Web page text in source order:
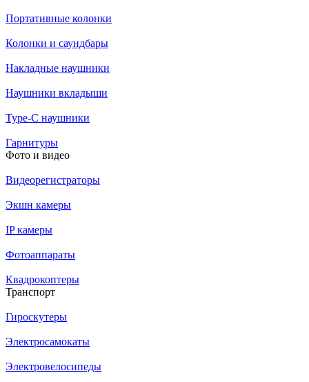
Портативные колонки
Колонки и саундбары
Накладные наушники
Наушники вкладыши
Type-C наушники
Гарнитуры
Фото и видео
Видеорегистраторы
Экшн камеры
IP камеры
Фотоаппараты
Квадрокоптеры
Транспорт
Гироскутеры
Электросамокаты
Электровелосипеды